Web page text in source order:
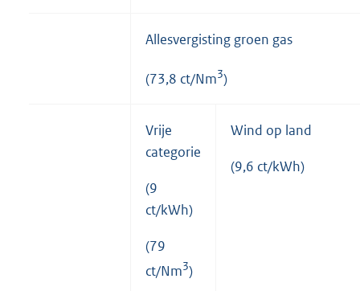
Allesvergisting groen gas
(73,8 ct/Nm3)
Vrije
categorie
(9
ct/kWh)
(79
ct/Nm3)
Wind op land
(9,6 ct/kWh)